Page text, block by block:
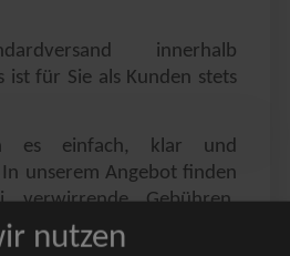
innerhalb
ist für Sie als Kunden stets
es einfach, klar und
unserem Angebot finden
verwirrende Gebühren,
oder ähnliches.
nutzen